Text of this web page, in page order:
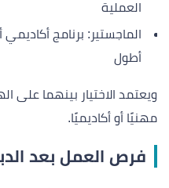
العملية
الماجستير: برنامج
أطول
ويعتمد الاختيار بينهما على
مهنيًا أو أكاديميًا.
فرص العمل بعد